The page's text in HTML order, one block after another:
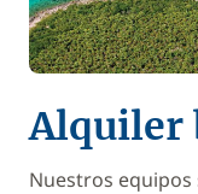
Alquiler
Nuestros equipos